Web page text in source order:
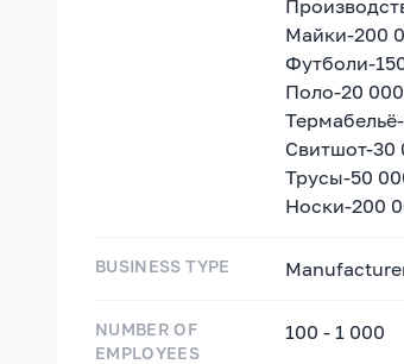
Майки-200
Футболи-
Поло-20
Свитшот-30
Трусы-50
Носки-200
BUSINESS TYPE
NUMBER OF
EMPLOYEES
100 - 1 000